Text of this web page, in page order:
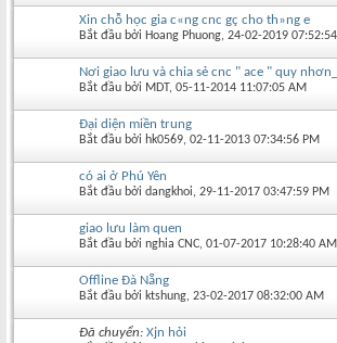
Xin chỗ học gia c«ng cnc gç cho th»ng e
Bắt đầu bởi Hoang Phuong‎, 24-02-2019
Nơi giao lưu và chia sẻ cnc " ace " quy
Bắt đầu bởi MDT‎, 05-11-2014 11:07:05 AM
Đại diện miền trung
Bắt đầu bởi hk0569‎, 02-11-2013 07:34:56 PM
có ai ở Phú Yên
Bắt đầu bởi dangkhoi‎, 29-11-2017 03:47:59 PM
giao lưu làm quen
Bắt đầu bởi nghia CNC‎, 01-07-2017 10:28:40 AM
Offline Đà Nẵng
Bắt đầu bởi ktshung‎, 23-02-2017 08:32:00 AM
Đã chuyển: Xjn hỏi